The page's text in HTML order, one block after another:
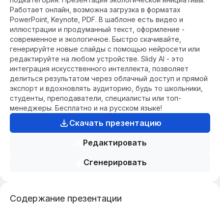
Работает онлайн, возможна загрузка в форматах
PowerPoint, Keynote, PDF. В шаблоне есть видео и
иллюстрации и продуманный текст, оформление -
современное и экологичное. Быстро скачивайте,
генерируйте новые слайды с помощью нейросети или
редактируйте на любом устройстве. Slidy AI - это
интеграция искусственного интеллекта, позволяет
делиться результатом через облачный доступ и прямой
экспорт и вдохновлять аудиторию, будь то школьники,
студенты, преподаватели, специалисты или топ-
менеджеры. Бесплатно и на русском языке!
Скачать презентацию
Редактировать
Сгенерировать
Содержание презентации